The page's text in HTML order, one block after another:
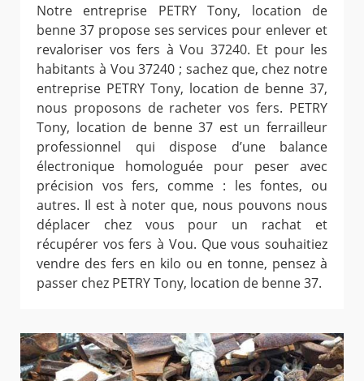
Notre entreprise PETRY Tony, location de
benne 37 propose ses services pour enlever et
revaloriser vos fers à Vou 37240. Et pour les
habitants à Vou 37240 ; sachez que, chez notre
entreprise PETRY Tony, location de benne 37,
nous proposons de racheter vos fers. PETRY
Tony, location de benne 37 est un ferrailleur
professionnel qui dispose d’une balance
électronique homologuée pour peser avec
précision vos fers, comme : les fontes, ou
autres. Il est à noter que, nous pouvons nous
déplacer chez vous pour un rachat et
récupérer vos fers à Vou. Que vous souhaitiez
vendre des fers en kilo ou en tonne, pensez à
passer chez PETRY Tony, location de benne 37.